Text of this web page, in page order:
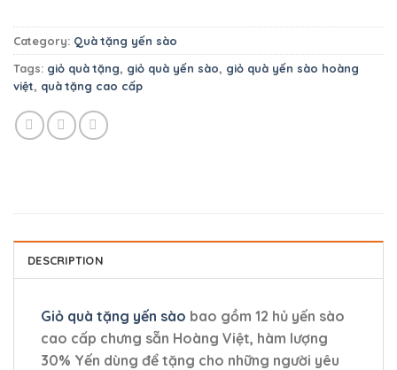
Category: Quà tặng yến sào
Tags: giỏ quà tặng, giỏ quà yến sào, giỏ quà yến sào hoàng
việt, quà tặng cao cấp
DESCRIPTION
Giỏ quà tặng yến sào bao gồm 12 hủ yến sào
cao cấp chưng sẵn Hoàng Việt, hàm lượng
30% Yến dùng để tặng cho những người yêu